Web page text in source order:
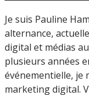
Je suis Pauline
alternance,
digital et médias
plusieurs années
événementielle, je
marketing digital.